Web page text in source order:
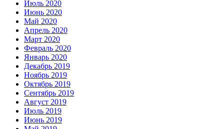
Июль 2020
Июнь 2020
Май 2020
Апрель 2020
Март 2020
Февраль 2020
Январь 2020
Декабрь 2019
Ноябрь 2019
Октябрь 2019
Сентябрь 2019
Август 2019
Июль 2019
Июнь 2019